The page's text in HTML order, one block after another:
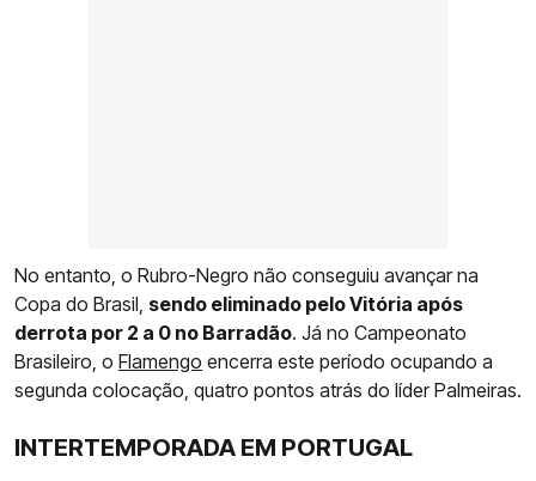
No entanto, o Rubro-Negro não conseguiu avançar na
Copa do Brasil, sendo eliminado pelo Vitória após
derrota por 2 a 0 no Barradão. Já no Campeonato
Brasileiro, o Flamengo encerra este período ocupando a
segunda colocação, quatro pontos atrás do líder Palmeiras.
INTERTEMPORADA EM PORTUGAL